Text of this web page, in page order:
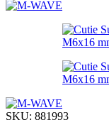
SKU: 881993